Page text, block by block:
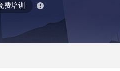
费培训